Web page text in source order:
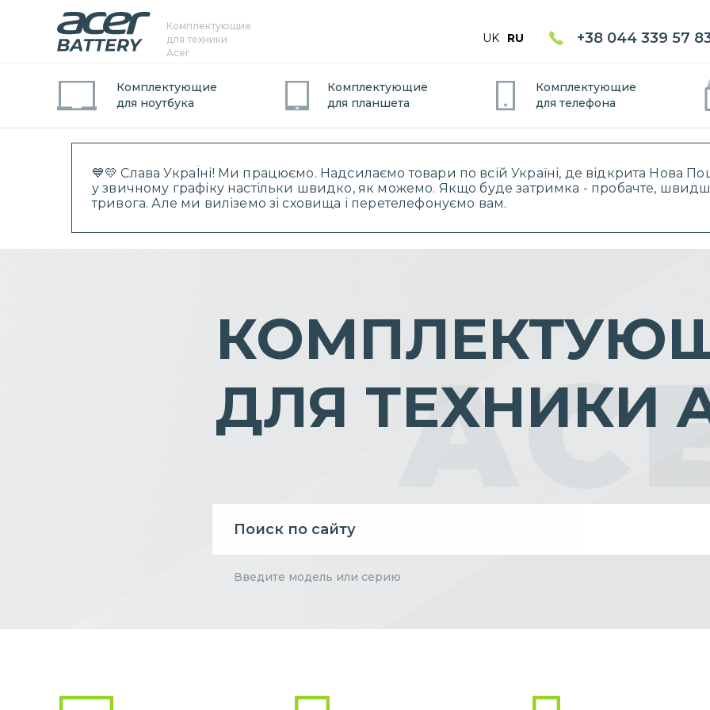
💙💛 Слава УкраЇні! Ми працюємо. Надсилаємо товари по всій Україні, де відкрита Нова
у звичному графіку настільки швидко, як можемо. Якщо буде затримка - пробачте,
тривога. Але ми виліземо зі сховища і перетелефонуємо вам.
Комплектующие
для техники
Acer
UK RU +38 044 339 57
Комплектующие
для ноутбука
Комплектующие
для планшета
Комплектующие
для телефона
ДЛЯ ТЕХНИКИ
Введите модель или серию